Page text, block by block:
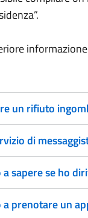
un rifiuto
di
a sapere se ho
a prenotare un